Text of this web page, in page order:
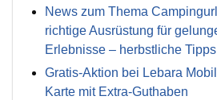
News zum Thema
richtige Ausrüstung für
Erlebnisse – herbstliche Tipps
Gratis-Aktion bei Lebara
Karte mit Extra-Guthaben